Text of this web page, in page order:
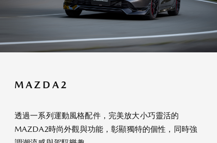
MAZDA2
透過一系列運動風格配件，完美放大小巧靈活的
MAZDA2時尚外觀與功能，彰顯獨特的個性，同時強